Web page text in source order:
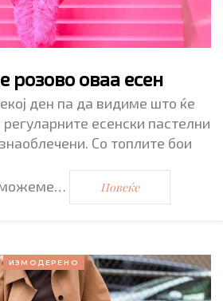
розoво оваа есен
ден па да видиме што ќе
есенски пастелни
Со топлите бои
можеме… Повеќе
ИЗМОДЕРЕНО